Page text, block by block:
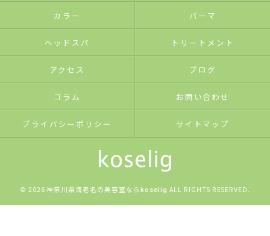
カラー パーマ
ヘッドスパ トリートメント
アクセス ブログ
コラム お問い合わせ
プライバシーポリシー サイトマップ
© 2026 神奈川県海老名の美容室ならkoselig ALL RIGHTS RESERVED.